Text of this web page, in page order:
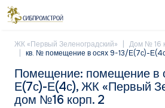
Перейти к основному содержанию
ЖК «Первый Зеленоградский»
Дом № 16
кв. № помещение в осях 9-13/Е(7с)-
Помещение: помещение в
Е(7с)-Е(4с), ЖК «Первый
дом №16 корп. 2